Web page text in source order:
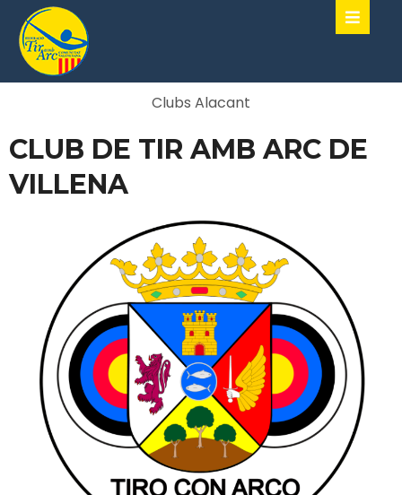
Clubs Alacant
CLUB DE TIR AMB ARC DE
VILLENA